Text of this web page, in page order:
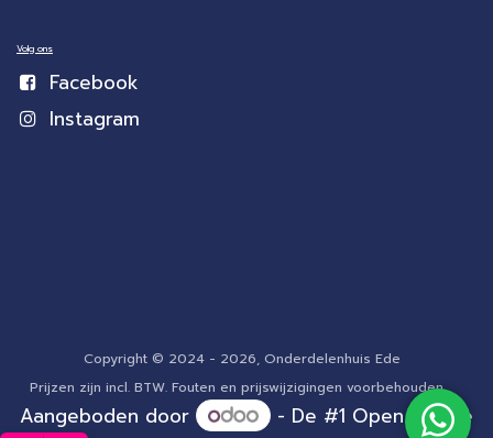
Volg ons
Facebook
Instagram
Copyright © 2024 - 2026, Onderdelenhuis Ede
Prijzen zijn incl. BTW. Fouten en prijswijzigingen voorbehouden.
Aangeboden door - De #1 Open source